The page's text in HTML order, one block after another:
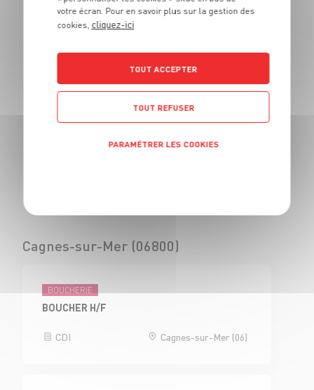
BOUCHER - H/F
(69)
BOUCHERIE
VENDEUR BOUCHERIE - H/F
Cagnes-sur-Mer (06800)
BOUCHERIE
BOUCHER H/F
CDI Cagnes-sur-Mer (06)
votre écran. Pour en savoir plus sur la gestion des
cookies, cliquez-ici
TOUT ACCEPTER
TOUT REFUSER
PARAMÉTRER LES COOKIES